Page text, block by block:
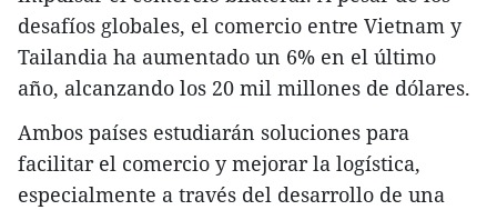
desafíos globales, el comercio entre Vietnam y
Tailandia ha aumentado un 6% en el último
año, alcanzando los 20 mil millones de dólares.
Ambos países estudiarán soluciones para
facilitar el comercio y mejorar la logística,
especialmente a través del desarrollo de una